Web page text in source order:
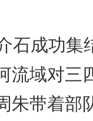
石成功集
流域对三
朱带着部